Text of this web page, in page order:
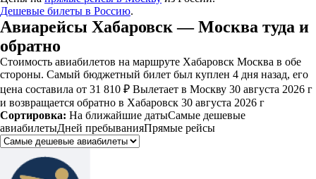
Дешевые билеты в Россию.
Авиарейсы Хабаровск — Москва туда и
обратно
Стоимость авиабилетов на маршруте Хабаровск Москва в обе
стороны. Самый бюджетный билет был куплен 4 дня назад, его
цена составила от 31 810 ₽ Вылетает в Москву 30 августа 2026 г
и возвращается обратно в Хабаровск 30 августа 2026 г
Сортировка: На ближайшие датыСамые дешевые
авиабилетыДней пребыванияПрямые рейсы